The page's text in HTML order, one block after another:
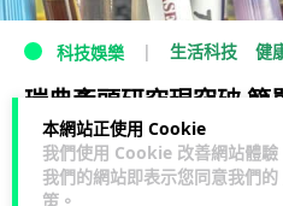
本網站正使用 Cookie
我們使用 Cookie 改善網站體驗
我們的網站即表示您同意我們的
策 。
科技娛樂 生活科技 健
瑞典牽頭研究現突破 簡
癡呆症
6 年前